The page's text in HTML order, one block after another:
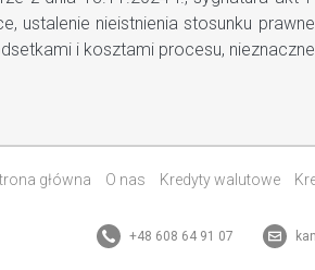
ustalenie nieistnienia stosunku
i kosztami procesu,
główna O nas Kredyty walutowe
+48 608 64 91 07